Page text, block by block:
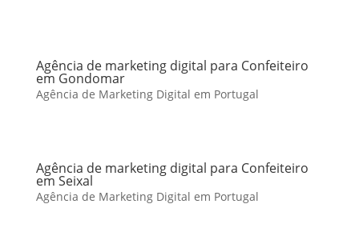
Agência de marketing digital para Confeiteiro
em Gondomar
Agência de Marketing Digital em Portugal
Agência de marketing digital para Confeiteiro
em Seixal
Agência de Marketing Digital em Portugal